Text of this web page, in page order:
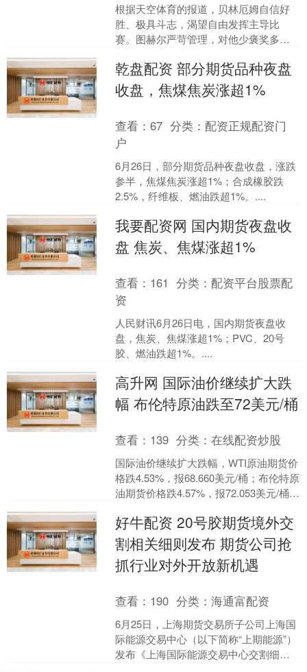
根据天空体育的报道，贝林厄姆自信好
胜、极具斗志，渴望自由发挥主导比
赛。图赫尔严苛管理，对他少褒奖多打
他施压。二人理念冲突却彼此....
乾盘配资 部分期货品种夜盘
收盘，焦煤焦炭涨超1%
查看：67 分类：配资正规配资门
户
6月26日，部分期货品种夜盘收盘，涨跌
参半，焦煤焦炭涨超1%；合成橡胶跌
2.5%，纤维板、燃油跌超1%。....
我要配资网 国内期货夜盘收
盘 焦炭、焦煤涨超1%
查看： 161 分类：配资平台股票配
资
人民财讯6月26日电，国内期货夜盘收
盘，焦炭、焦煤涨超1%；PVC、20号
胶、燃油跌超1%。....
高升网 国际油价继续扩大跌
幅 布伦特原油跌至72美元/桶
查看： 139 分类：在线配资炒股
国际油价继续扩大跌幅，WTI原油期货价
格跌4.53%，报68.660美元/桶；布伦特原
油期货价格跌4.57%，报72.053美元/桶，
好牛配资 20号胶期货境外交
割相关细则发布 期货公司抢
抓行业对外开放新机遇
查看： 190 分类：海通富配资
6月25日，上海期货交易所子公司上海国
际能源交易中心（以下简称“上期能源”）
发布《上海国际能源交易中心交割细则